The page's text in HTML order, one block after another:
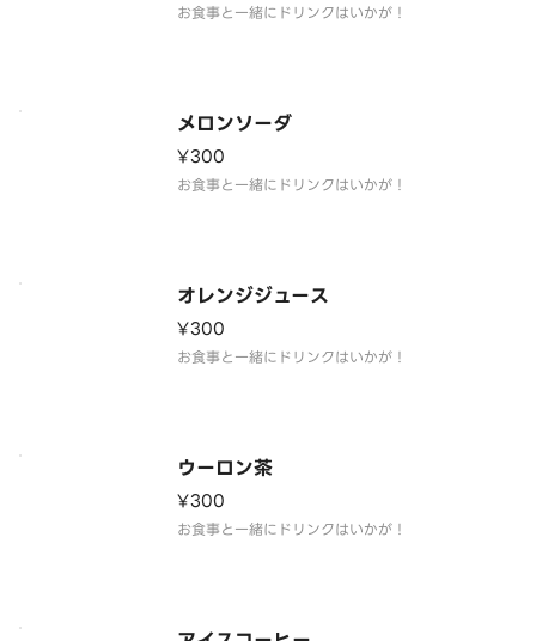
お食事と一緒にドリンクはいかが！
メロンソーダ
¥300
お食事と一緒にドリンクはいかが！
オレンジジュース
¥300
お食事と一緒にドリンクはいかが！
ウーロン茶
¥300
お食事と一緒にドリンクはいかが！